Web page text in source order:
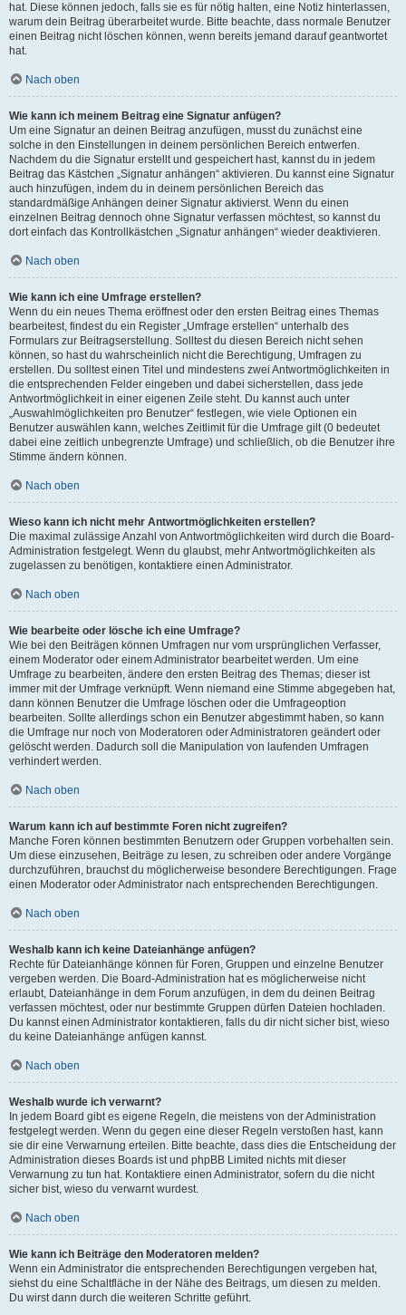
hat. Diese können jedoch, falls sie es für nötig halten, eine Notiz hinterlassen,
warum dein Beitrag überarbeitet wurde. Bitte beachte, dass normale Benutzer
einen Beitrag nicht löschen können, wenn bereits jemand darauf geantwortet
hat.
Nach oben
Wie kann ich meinem Beitrag eine Signatur anfügen?
Um eine Signatur an deinen Beitrag anzufügen, musst du zunächst eine
solche in den Einstellungen in deinem persönlichen Bereich entwerfen.
Nachdem du die Signatur erstellt und gespeichert hast, kannst du in jedem
Beitrag das Kästchen „Signatur anhängen“ aktivieren. Du kannst eine Signatur
auch hinzufügen, indem du in deinem persönlichen Bereich das
standardmäßige Anhängen deiner Signatur aktivierst. Wenn du einen
einzelnen Beitrag dennoch ohne Signatur verfassen möchtest, so kannst du
dort einfach das Kontrollkästchen „Signatur anhängen“ wieder deaktivieren.
Nach oben
Wie kann ich eine Umfrage erstellen?
Wenn du ein neues Thema eröffnest oder den ersten Beitrag eines Themas
bearbeitest, findest du ein Register „Umfrage erstellen“ unterhalb des
Formulars zur Beitragserstellung. Solltest du diesen Bereich nicht sehen
können, so hast du wahrscheinlich nicht die Berechtigung, Umfragen zu
erstellen. Du solltest einen Titel und mindestens zwei Antwortmöglichkeiten in
die entsprechenden Felder eingeben und dabei sicherstellen, dass jede
Antwortmöglichkeit in einer eigenen Zeile steht. Du kannst auch unter
„Auswahlmöglichkeiten pro Benutzer“ festlegen, wie viele Optionen ein
Benutzer auswählen kann, welches Zeitlimit für die Umfrage gilt (0 bedeutet
dabei eine zeitlich unbegrenzte Umfrage) und schließlich, ob die Benutzer ihre
Stimme ändern können.
Nach oben
Wieso kann ich nicht mehr Antwortmöglichkeiten erstellen?
Die maximal zulässige Anzahl von Antwortmöglichkeiten wird durch die Board-
Administration festgelegt. Wenn du glaubst, mehr Antwortmöglichkeiten als
zugelassen zu benötigen, kontaktiere einen Administrator.
Nach oben
Wie bearbeite oder lösche ich eine Umfrage?
Wie bei den Beiträgen können Umfragen nur vom ursprünglichen Verfasser,
einem Moderator oder einem Administrator bearbeitet werden. Um eine
Umfrage zu bearbeiten, ändere den ersten Beitrag des Themas; dieser ist
immer mit der Umfrage verknüpft. Wenn niemand eine Stimme abgegeben hat,
dann können Benutzer die Umfrage löschen oder die Umfrageoption
bearbeiten. Sollte allerdings schon ein Benutzer abgestimmt haben, so kann
die Umfrage nur noch von Moderatoren oder Administratoren geändert oder
gelöscht werden. Dadurch soll die Manipulation von laufenden Umfragen
verhindert werden.
Nach oben
Warum kann ich auf bestimmte Foren nicht zugreifen?
Manche Foren können bestimmten Benutzern oder Gruppen vorbehalten sein.
Um diese einzusehen, Beiträge zu lesen, zu schreiben oder andere Vorgänge
durchzuführen, brauchst du möglicherweise besondere Berechtigungen. Frage
einen Moderator oder Administrator nach entsprechenden Berechtigungen.
Nach oben
Weshalb kann ich keine Dateianhänge anfügen?
Rechte für Dateianhänge können für Foren, Gruppen und einzelne Benutzer
vergeben werden. Die Board-Administration hat es möglicherweise nicht
erlaubt, Dateianhänge in dem Forum anzufügen, in dem du deinen Beitrag
verfassen möchtest, oder nur bestimmte Gruppen dürfen Dateien hochladen.
Du kannst einen Administrator kontaktieren, falls du dir nicht sicher bist, wieso
du keine Dateianhänge anfügen kannst.
Nach oben
Weshalb wurde ich verwarnt?
In jedem Board gibt es eigene Regeln, die meistens von der Administration
festgelegt werden. Wenn du gegen eine dieser Regeln verstoßen hast, kann
sie dir eine Verwarnung erteilen. Bitte beachte, dass dies die Entscheidung der
Administration dieses Boards ist und phpBB Limited nichts mit dieser
Verwarnung zu tun hat. Kontaktiere einen Administrator, sofern du die nicht
sicher bist, wieso du verwarnt wurdest.
Nach oben
Wie kann ich Beiträge den Moderatoren melden?
Wenn ein Administrator die entsprechenden Berechtigungen vergeben hat,
siehst du eine Schaltfläche in der Nähe des Beitrags, um diesen zu melden.
Du wirst dann durch die weiteren Schritte geführt.